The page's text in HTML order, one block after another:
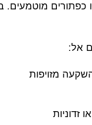
כפתורים מוטמעים.
אל:
מזויפות
זדוניות